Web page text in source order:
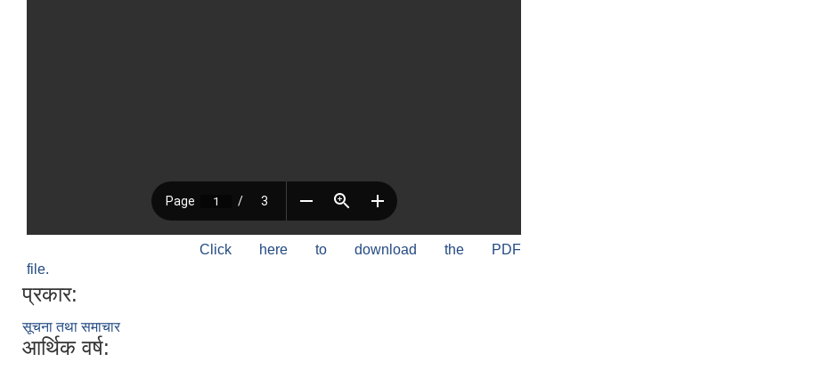
Click here to download the PDF
file.
प्रकार:
सूचना तथा समाचार
आर्थिक वर्ष: